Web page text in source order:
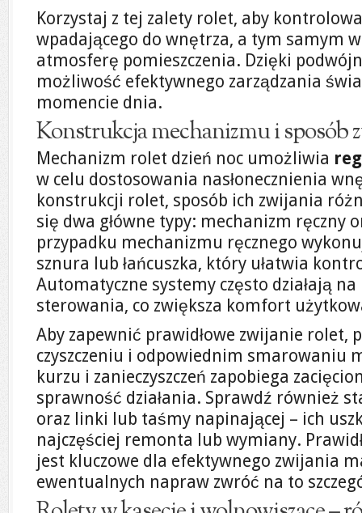
Korzystaj z tej zalety rolet, aby
wpadającego do wnętrza, a tym samym
atmosferę pomieszczenia. Dzięki
możliwość efektywnego zarządzania
momencie dnia.
Konstrukcja mechanizmu i sposób
Mechanizm rolet dzień noc umożliwia
w celu dostosowania nasłonecznienia
konstrukcji rolet, sposób ich zwijania
się dwa główne typy: mechanizm ręczny
przypadku mechanizmu ręcznego
sznura lub łańcuszka, który ułatwia
Automatyczne systemy często działają
sterowania, co zwiększa komfort
Aby zapewnić prawidłowe zwijanie
czyszczeniu i odpowiednim smarowaniu
kurzu i zanieczyszczeń zapobiega
sprawność działania. Sprawdź również
oraz linki lub taśmy napinającej – ich
najczęściej remonta lub wymiany.
jest kluczowe dla efektywnego zwijania
ewentualnych napraw zwróć na to